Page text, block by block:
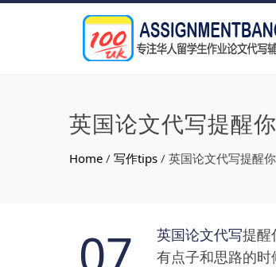
英国论文代写提醒
Home / 写作tips / 英国论文代写提醒
英国论文代写提醒
有点子和思路的